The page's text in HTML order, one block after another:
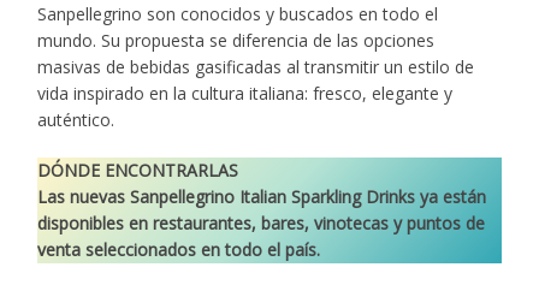
Sanpellegrino son conocidos y buscados en todo el
mundo. Su propuesta se diferencia de las opciones
masivas de bebidas gasificadas al transmitir un estilo de
vida inspirado en la cultura italiana: fresco, elegante y
auténtico.
DÓNDE ENCONTRARLAS
Las nuevas Sanpellegrino Italian Sparkling Drinks ya están
disponibles en restaurantes, bares, vinotecas y puntos de
venta seleccionados en todo el país.